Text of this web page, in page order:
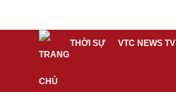
THỜI SỰ VTC NEWS TV